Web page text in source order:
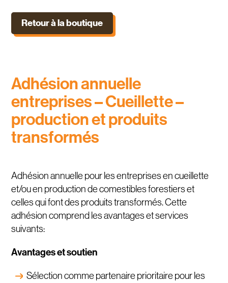
Retour à la boutique
Adhésion annuelle
entreprises – Cueillette –
production et produits
transformés
Adhésion annuelle pour les entreprises en cueillette
et/ou en production de comestibles forestiers et
celles qui font des produits transformés. Cette
adhésion comprend les avantages et services
suivants:
Avantages et soutien
Sélection comme partenaire prioritaire pour les